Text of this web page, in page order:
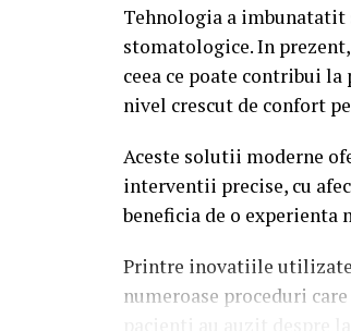
Unul dintre domeniile in
vorba despre
indepartarea excesului
precisa.
O alta ramura in care
interventii chirurgicale
unor incizii precise. De
benigne de la nivelul
Pacientii interesati de
Tehnologia a imbunatatit
stomatologice. In
ceea ce poate contribui
nivel crescut de confort
Aceste solutii moderne
interventii precise, cu
beneficia de o
Printre inovatiile utilizate
numeroase proceduri